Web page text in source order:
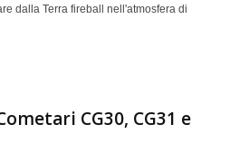
dalla Terra fireball nell'atmosfera di
CG30, CG31 e